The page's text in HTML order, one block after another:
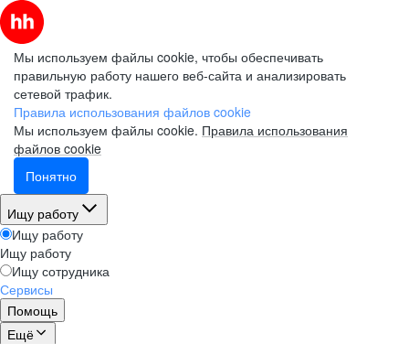
Мы используем файлы cookie, чтобы обеспечивать
правильную работу нашего веб-сайта и анализировать
сетевой трафик.
Правила использования файлов cookie
Мы используем файлы cookie. Правила использования
файлов cookie
Понятно
Ищу работу
Ищу работу
Ищу работу
Ищу сотрудника
Сервисы
Помощь
Ещё